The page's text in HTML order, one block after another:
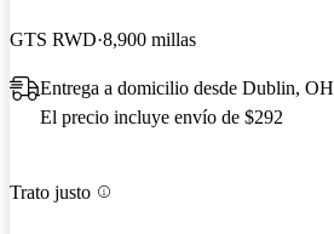
GTS RWD 8,900 millas
Entrega a domicilio desde Dublin, OH
El precio incluye envío de $292
Trato justo